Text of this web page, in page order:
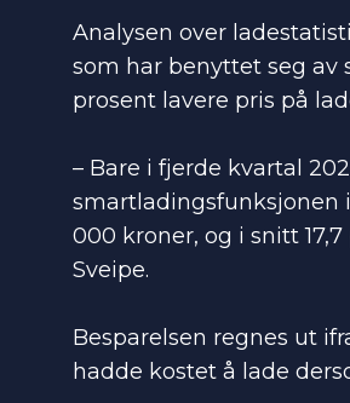
Analysen over
som har benyttet seg av
prosent lavere pris på
– Bare i fjerde kvartal
smartladingsfunksjonen
000 kroner, og i snitt
Sveipe.
Besparelsen regnes ut
hadde kostet å lade